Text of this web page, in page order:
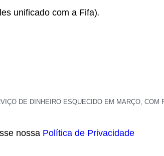
unificado com a Fifa).
nossa Política de Privacidade